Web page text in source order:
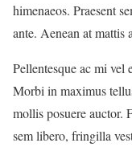
himenaeos. Praesent
ante. Aenean at mattis
Pellentesque ac mi vel
Morbi in maximus
mollis posuere auctor.
sem libero, fringilla